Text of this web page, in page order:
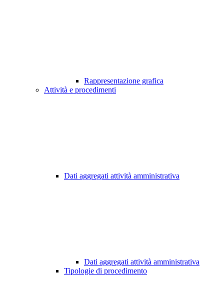
Rappresentazione grafica
Attività e procedimenti
Dati aggregati attività amministrativa
Dati aggregati attività amministrativa
Tipologie di procedimento